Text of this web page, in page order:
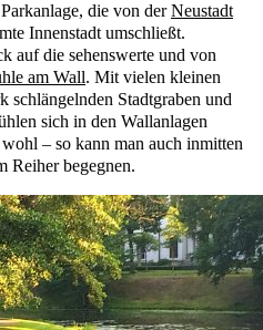
die von derNeustadt
Innenstadt umschließt.
auf die sehenswerte und von
am Wall. Mit vielen kleinen
schlängelnden Stadtgraben und
sich in den Wallanlagen
– so kann man auch inmitten
Reiher begegnen.